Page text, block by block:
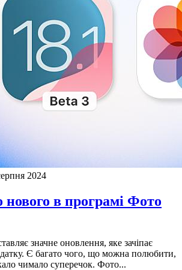
2024
нового в програмі Фото
значне оновлення, яке зачіпає
Є багато чого, що можна полюбити,
чимало суперечок. Фото...